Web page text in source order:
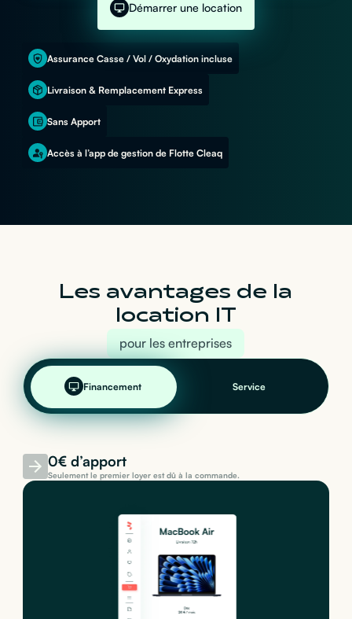
Assurance Casse / Vol / Oxydation incluse
Livraison & Remplacement Express
Sans Apport
Accès à l’app de gestion de Flotte Cleaq
Démarrer une location
Les avantages de la
location IT
pour les entreprises
Financement Service
0€ d’apport
Seulement le premier loyer est dû à la commande.